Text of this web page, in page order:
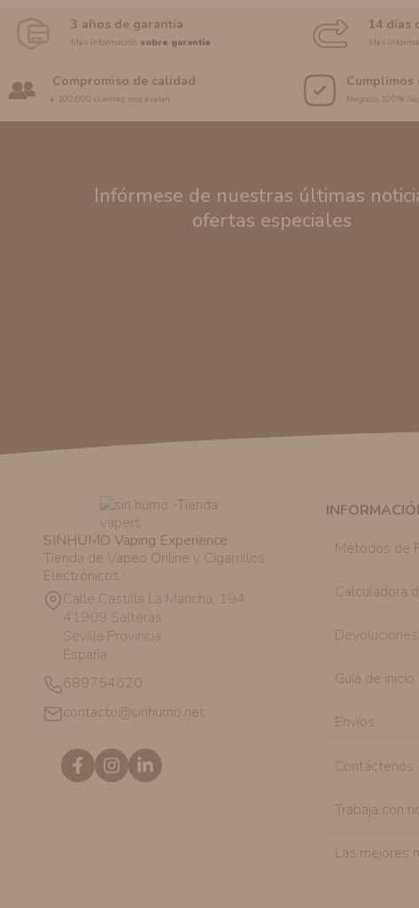
3 años de garantía
Más información sobre garantía
14 días
Más
Compromiso de calidad
+ 100.000 clientes nos avalan
Cumplimos
Negocio 100%
Infórmese de nuestras últimas
ofertas especiales
SINHUMO Vaping Experience
Tienda de Vapeo Online y Cigarrillos
Electrónicos.
Calle Castilla La Mancha, 194
41909 Salteras
Sevilla Provincia
España
689754620
contacto@sinhumo.net
Métodos de
Calculadora
Guía de inicio
Envíos
Contáctenos
Trabaja con
Las mejores